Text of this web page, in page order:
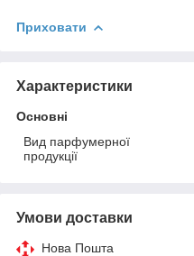
Приховати
Характеристики
Основні
Вид парфумерної
продукції
Умови доставки
Нова Пошта